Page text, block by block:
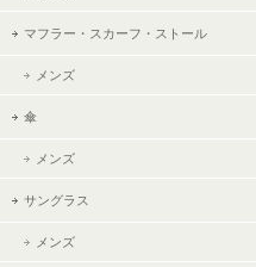
マフラー・スカーフ・ストール
メンズ
傘
メンズ
サングラス
メンズ